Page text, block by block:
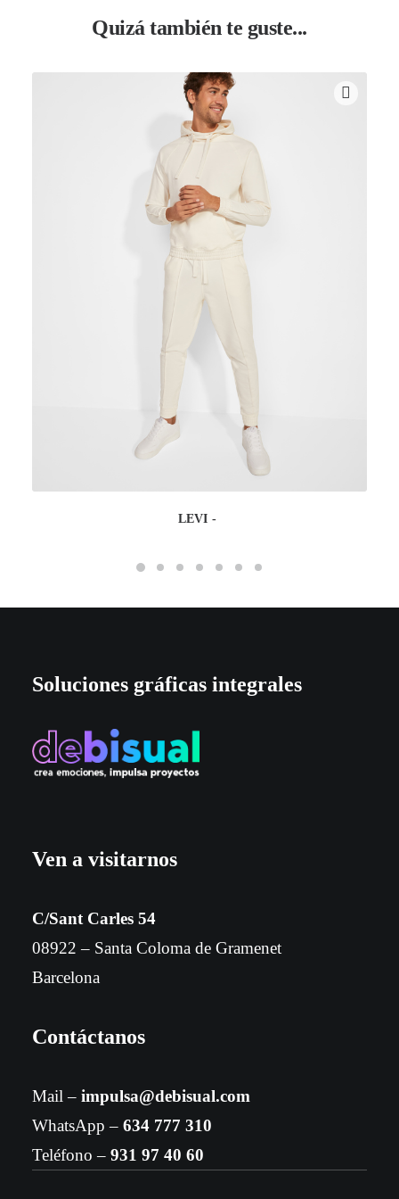
Quizá también te guste...
LEVI
Soluciones gráficas integrales
Ven a visitarnos
C/Sant Carles 54
08922 – Santa Coloma de Gramenet
Barcelona
Contáctanos
Mail – impulsa@debisual.com
WhatsApp – 634 777 310
Teléfono – 931 97 40 60